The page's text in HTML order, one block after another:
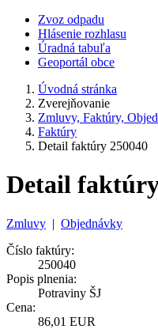
Zvoz odpadu
Hlásenie rozhlasu
Úradná tabuľa
Geoportál obce
Úvodná stránka
Zverejňovanie
Zmluvy, Faktúry,
Faktúry
Detail faktúry 250040
Detail
Zmluvy | Objednávky
Číslo faktúry:
250040
Popis plnenia:
Potraviny ŠJ
Cena:
86,01 EUR